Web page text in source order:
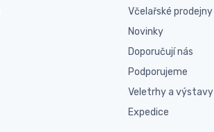
Včelařské prodejny
Novinky
Doporučují nás
Podporujeme
Veletrhy a výstavy
Expedice